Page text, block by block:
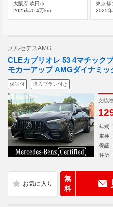
大阪府 吹田市
2025年/0.4万km
東京都
2025
メルセデスAMG
CLEカブリオレ 53 4マチック
モカーアップ AMGダイナミッ
保証付 購入プラン付き
支払
年式
車検
保証
住所
無
料